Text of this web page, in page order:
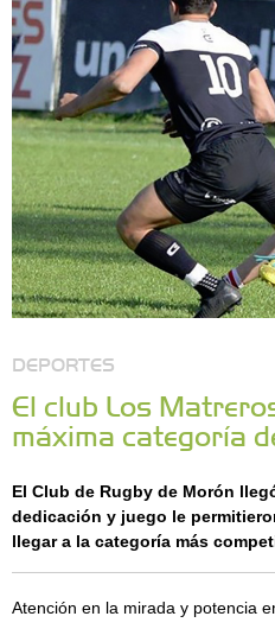
DEPORTES
El club Los
máxima categoría
El Club de Rugby de Morón
dedicación y juego le
llegar a la categoría más
Atención en la mirada y potencia